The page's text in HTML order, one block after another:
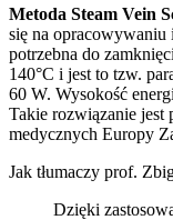
Metoda Steam Vein
się na
potrzebna do
140°C i jest to tzw.
60 W. Wysokość
Takie rozwiązanie jest
medycznych Europy
Jak tłumaczy prof.
Dzięki